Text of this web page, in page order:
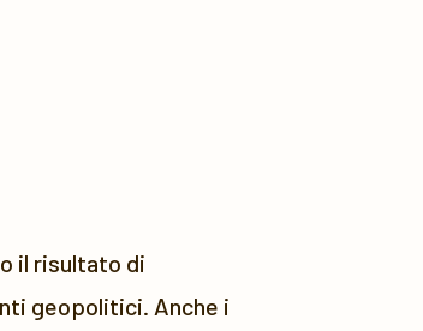
il risultato di
geopolitici. Anche i